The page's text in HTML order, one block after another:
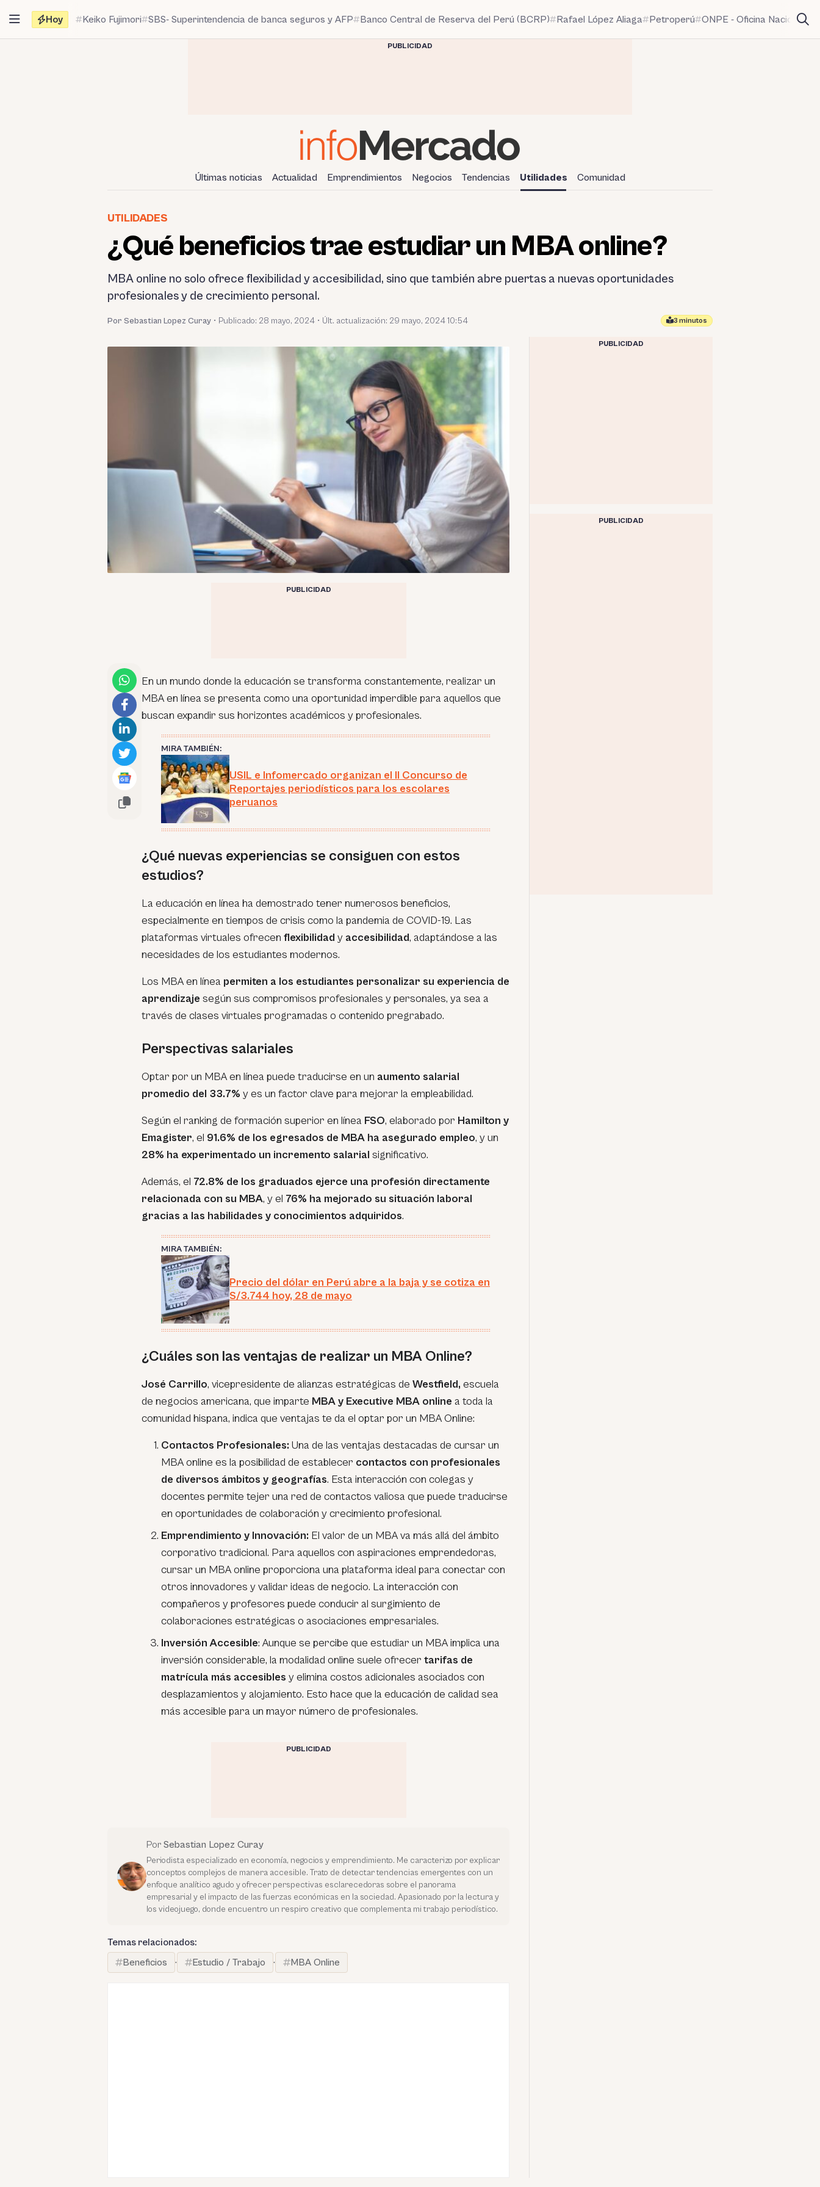
contenido
Hoy Keiko Fujimori SBS- Superintendencia de banca seguros y AFP Banco Central de Reserva del Perú (BCRP) Rafael López Aliaga Petroperú ONPE - Oficina Nacional
PUBLICIDAD
Últimas noticias Actualidad Emprendimientos Negocios Tendencias Utilidades Comunidad
UTILIDADES
¿Qué beneficios trae estudiar un MBA online?
MBA online no solo ofrece flexibilidad y accesibilidad, sino que también abre puertas a nuevas oportunidades
profesionales y de crecimiento personal.
Por Sebastian Lopez Curay • Publicado: 28 mayo, 2024 • Últ. actualización: 29 mayo, 2024 10:54 3 minutos
PUBLICIDAD
En un mundo donde la educación se transforma constantemente, realizar un
MBA en línea se presenta como una oportunidad imperdible para aquellos que
buscan expandir sus horizontes académicos y profesionales.
MIRA TAMBIÉN:
USIL e Infomercado organizan el II Concurso de
Reportajes periodísticos para los escolares
peruanos
¿Qué nuevas experiencias se consiguen con estos
estudios?
La educación en línea ha demostrado tener numerosos beneficios,
especialmente en tiempos de crisis como la pandemia de COVID-19. Las
plataformas virtuales ofrecen flexibilidad y accesibilidad, adaptándose a las
necesidades de los estudiantes modernos.
Los MBA en línea permiten a los estudiantes personalizar su experiencia de
aprendizaje según sus compromisos profesionales y personales, ya sea a
través de clases virtuales programadas o contenido pregrabado.
Perspectivas salariales
Optar por un MBA en línea puede traducirse en un aumento salarial
promedio del 33.7% y es un factor clave para mejorar la empleabilidad.
Según el ranking de formación superior en línea FSO, elaborado por Hamilton y
Emagister, el 91.6% de los egresados de MBA ha asegurado empleo, y un
28% ha experimentado un incremento salarial significativo.
Además, el 72.8% de los graduados ejerce una profesión directamente
relacionada con su MBA, y el 76% ha mejorado su situación laboral
gracias a las habilidades y conocimientos adquiridos.
MIRA TAMBIÉN:
Precio del dólar en Perú abre a la baja y se cotiza en
S/3.744 hoy, 28 de mayo
¿Cuáles son las ventajas de realizar un MBA Online?
José Carrillo, vicepresidente de alianzas estratégicas de Westfield, escuela
de negocios americana, que imparte MBA y Executive MBA online a toda la
comunidad hispana, indica que ventajas te da el optar por un MBA Online:
Contactos Profesionales: Una de las ventajas destacadas de cursar un
MBA online es la posibilidad de establecer contactos con profesionales
de diversos ámbitos y geografías. Esta interacción con colegas y
docentes permite tejer una red de contactos valiosa que puede traducirse
en oportunidades de colaboración y crecimiento profesional.
Emprendimiento y Innovación: El valor de un MBA va más allá del ámbito
corporativo tradicional. Para aquellos con aspiraciones emprendedoras,
cursar un MBA online proporciona una plataforma ideal para conectar con
otros innovadores y validar ideas de negocio. La interacción con
compañeros y profesores puede conducir al surgimiento de
colaboraciones estratégicas o asociaciones empresariales.
Inversión Accesible: Aunque se percibe que estudiar un MBA implica una
inversión considerable, la modalidad online suele ofrecer tarifas de
matrícula más accesibles y elimina costos adicionales asociados con
desplazamientos y alojamiento. Esto hace que la educación de calidad sea
más accesible para un mayor número de profesionales.
PUBLICIDAD
Por Sebastian Lopez Curay
Periodista especializado en economía, negocios y emprendimiento. Me caracterizo por explicar
conceptos complejos de manera accesible. Trato de detectar tendencias emergentes con un
enfoque analítico agudo y ofrecer perspectivas esclarecedoras sobre el panorama
empresarial y el impacto de las fuerzas económicas en la sociedad. Apasionado por la lectura y
los videojuego, donde encuentro un respiro creativo que complementa mi trabajo periodístico.
Temas relacionados:
Beneficios
· Estudio / Trabajo · MBA Online
PUBLICIDAD
PUBLICIDAD